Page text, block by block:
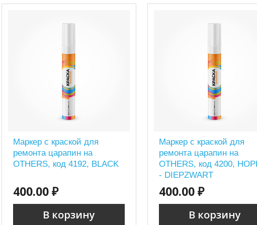
Маркер с краской для
ремонта царапин на
OTHERS, код 4192, BLACK
400.00 ₽
В корзину
Маркер с краской для
ремонта царапин на
OTHERS, код 4200,
- DIEPZWART
400.00 ₽
В корзину